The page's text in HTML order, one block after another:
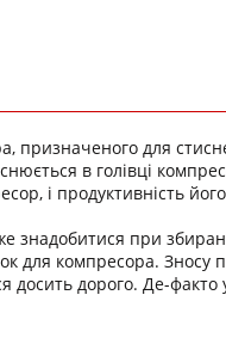
призначеного для
в голівці
і продуктивність
знадобитися при
компресора. Зносу
досить дорого. Де-